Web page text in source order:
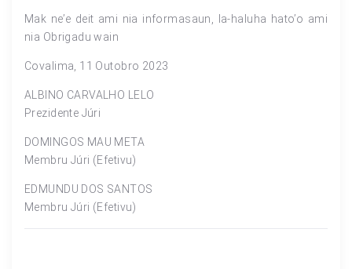
Mak ne’e deit ami nia informasaun, la-haluha hato’o ami
nia Obrigadu wain
Covalima, 11 Outobro 2023
ALBINO CARVALHO LELO
Prezidente Júri
DOMINGOS MAU META
Membru Júri (Efetivu)
EDMUNDU DOS SANTOS
Membru Júri (Efetivu)